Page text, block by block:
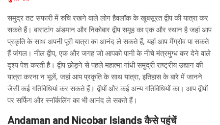
समुद्र तट सफारी में रुचि रखने वाले लोग हैवलॉक के खूबसूरत द्वीप की यात्रा कर
सकते हैं। बाराटांग अंडमान और निकोबार द्वीप समूह का एक और स्थान है जहां आप
प्रकृति के साथ अपनी पूरी यात्रा का आनंद ले सकते हैं, यहां आप मैंग्रोव पा सकते
हैं जंगल। नील द्वीप, एक और जगह जो आपको पानी के नीचे मंत्रमुग्ध कर देने वाले
दृश्य पेश करती है। द्वीप छोड़ने से पहले महात्मा गांधी समुद्री राष्ट्रीय उद्यान की
यात्रा करना न भूलें, जहां आप प्रकृति के साथ यात्रा, इतिहास के बारे में जानने
जैसी कई गतिविधियां कर सकते हैं। द्वीपों और कई अन्य गतिविधियों का। आप द्वीपों
पर सर्फिंग और स्नॉर्कलिंग का भी आनंद ले सकते हैं।
Andaman and Nicobar Islands कैसे पहुंचें